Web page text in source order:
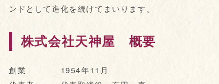
ンドとして進化を続けてまいります。
株式会社天神屋 概要
創業 1954年11月